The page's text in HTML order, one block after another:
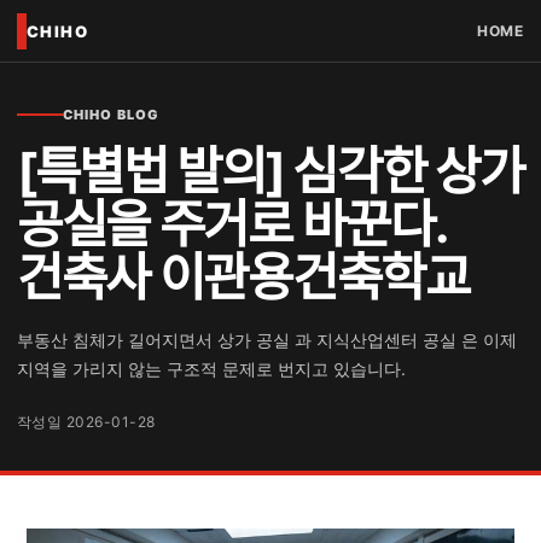
CHIHO HOME
CHIHO BLOG
[특별법 발의] 심각한 상가
공실을 주거로 바꾼다.
건축사 이관용건축학교
부동산 침체가 길어지면서 상가 공실 과 지식산업센터 공실 은 이제
지역을 가리지 않는 구조적 문제로 번지고 있습니다.
작성일 2026-01-28